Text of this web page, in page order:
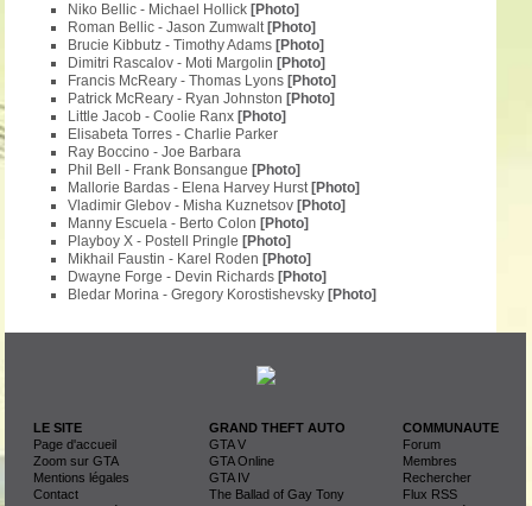
Niko Bellic - Michael Hollick [Photo]
Roman Bellic - Jason Zumwalt [Photo]
Brucie Kibbutz - Timothy Adams [Photo]
Dimitri Rascalov - Moti Margolin [Photo]
Francis McReary - Thomas Lyons [Photo]
Patrick McReary - Ryan Johnston [Photo]
Little Jacob - Coolie Ranx [Photo]
Elisabeta Torres - Charlie Parker
Ray Boccino - Joe Barbara
Phil Bell - Frank Bonsangue [Photo]
Mallorie Bardas - Elena Harvey Hurst [Photo]
Vladimir Glebov - Misha Kuznetsov [Photo]
Manny Escuela - Berto Colon [Photo]
Playboy X - Postell Pringle [Photo]
Mikhail Faustin - Karel Roden [Photo]
Dwayne Forge - Devin Richards [Photo]
Bledar Morina - Gregory Korostishevsky [Photo]
LE SITE
Page d'accueil
Zoom sur GTA
Mentions légales
Contact
GRAND THEFT AUTO
GTA V
GTA Online
GTA IV
The Ballad of Gay Tony
COMMUNAUTE
Forum
Membres
Rechercher
Flux RSS